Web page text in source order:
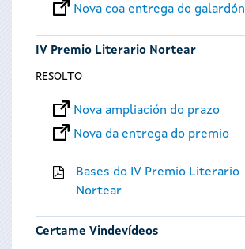
Nova coa entrega do galardón
IV Premio Literario Nortear
RESOLTO
Nova ampliación do prazo
Nova da entrega do premio
Bases do IV Premio Literario
Nortear
Certame Vindevídeos